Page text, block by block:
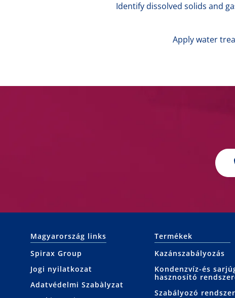
Identify dissolved solids and
Apply water
Magyarország links
Spirax Group
Jogi nyilatkozat
Adatvédelmi Szabàlyzat
Termékek
Kazánszabályozás
Kondenzvíz-és
hasznosító
Szabályozó